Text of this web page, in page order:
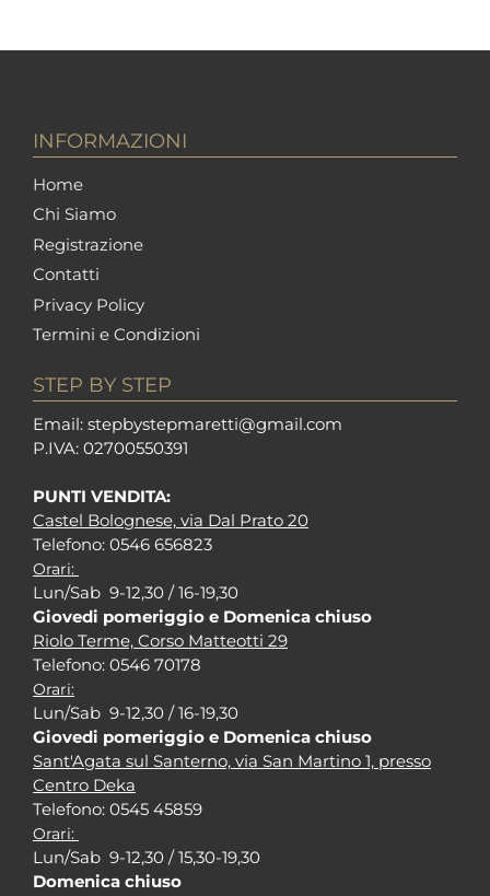
INFORMAZIONI
Home
Chi Siamo
Registrazione
Contatti
Privacy Policy
Termini e Condizioni
STEP BY STEP
Email: stepbystepmaretti@gmail.com
P.IVA: 02700550391
PUNTI VENDITA:
Castel Bolognese, via Dal Prato 20
Telefono: 0546 656823
Orari:
Lun/Sab 9-12,30 / 16-19,30
Giovedi pomeriggio e Domenica chiuso
Riolo Terme, Corso Matteotti 29
Telefono: 0546 70178
Orari:
Lun/Sab 9-12,30 / 16-19,30
Giovedi pomeriggio e Domenica chiuso
Sant'Agata sul Santerno, via San Martino 1, presso
Centro Deka
Telefono: 0545 45859
Orari:
Lun/Sab 9-12,30 / 15,30-19,30
Domenica chiuso